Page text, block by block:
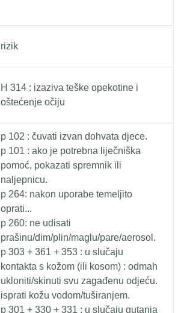
rizik
H 314 : izaziva teške opekotine i
oštećenje očiju
p 102 : čuvati izvan dohvata djece.
p 101 : ako je potrebna liječniška
pomoć, pokazati spremnik ili
naljepnicu.
p 264: nakon uporabe temeljito
oprati...
p 260: ne udisati
prašinu/dim/plin/maglu/pare/aerosol.
p 303 + 361 + 353 : u slučaju
kontakta s kožom (ili kosom) : odmah
ukloniti/skinuti svu zagađenu odjeću.
isprati kožu vodom/tuširanjem.
p 301 + 330 + 331 : u slučaju gutanja